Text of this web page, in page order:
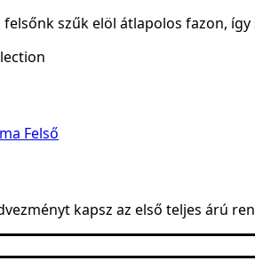
felsőnk szűk elöl átlapolos fazon,
Felső
kapsz az első teljes árú